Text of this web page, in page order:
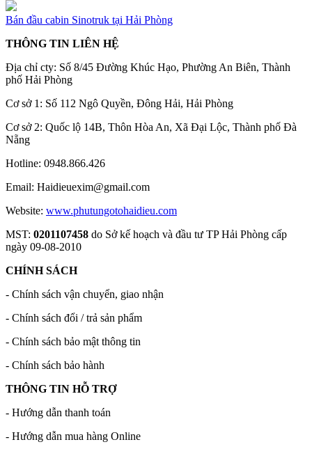
Bán đầu cabin Sinotruk tại Hải Phòng
THÔNG TIN LIÊN HỆ
Địa chỉ cty: Số 8/45 Đường Khúc Hạo, Phường An Biên, Thành
phố Hải Phòng
Cơ sở 1: Số 112 Ngô Quyền, Đông Hải, Hải Phòng
Cơ sở 2: Quốc lộ 14B, Thôn Hòa An, Xã Đại Lộc, Thành phố Đà
Nẵng
Hotline: 0948.866.426
Email: Haidieuexim@gmail.com
Website: www.phutungotohaidieu.com
MST: 0201107458 do Sở kế hoạch và đầu tư TP Hải Phòng cấp
ngày 09-08-2010
CHÍNH SÁCH
- Chính sách vận chuyển, giao nhận
- Chính sách đổi / trả sản phẩm
- Chính sách bảo mật thông tin
- Chính sách bảo hành
THÔNG TIN HỖ TRỢ
- Hướng dẫn thanh toán
- Hướng dẫn mua hàng Online